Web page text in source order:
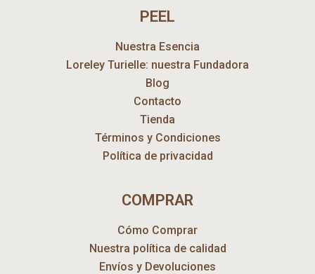
PEEL
Nuestra Esencia
Loreley Turielle: nuestra Fundadora
Blog
Contacto
Tienda
Términos y Condiciones
Política de privacidad
COMPRAR
Cómo Comprar
Nuestra política de calidad
Envíos y Devoluciones